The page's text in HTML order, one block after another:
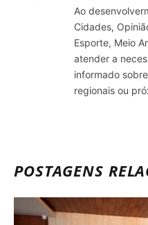
Ao
Cidades,
Esporte, Meio
atender a
informado
regionais ou
POSTAGENS